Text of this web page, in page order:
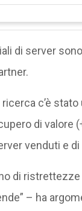
di server
c’è
di valore
venduti e
di
– ha